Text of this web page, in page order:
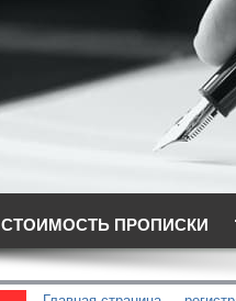
СТОИМОСТЬ ПРОПИСКИ